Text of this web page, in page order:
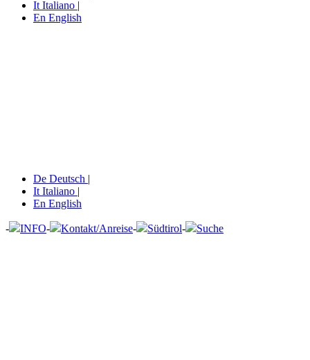
It Italiano |
En English
De Deutsch |
It Italiano |
En English
- INFO- Kontakt/Anreise- Südtirol- Suche